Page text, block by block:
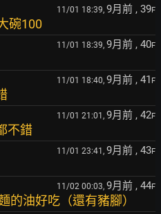
11/01 18:39, 9月前 , 39F
碗100
11/01 18:39, 9月前 , 40F
11/01 18:40, 9月前 , 41 F
11/01 21:01, 9月前 , 42F
不錯
11/01 23:41, 9月前 , 43F
11/02 00:03, 9月前 , 44F
的油好吃（還有豬腳）